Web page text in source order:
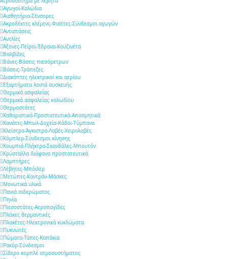
Αγωγοί-Καλώδια
Αισθητήρια-Σένσορες
Ακροδέκτες κλέμενς-Φισέτες-Σύνδεσμοι αγωγών
Αντιστάσεις
Αντλίες
Άξονες-Πείροι-Έδρανα-Κουζινέτα
Βαλβίδες
Βάνες-Βάσεις πιεσόμετρων
Βάσεις-Τράπεζες
Διακόπτες ηλεκτρικοί και αερίου
Εξαρτήματα λοιπά συσκευής
Θερμικά ασφαλείας
Θερμικά ασφαλείας καλωδίου
Θερμοστάτες
Καθαριστικά-Προστατευτικά-Αποσμητικά
Κανάτες-Μπωλ-Δοχεία-Κάδοι-Τύμπανα
Κλείστρα-Άγκιστρα-Λαβές-Χειρολαβές
Κόμπλερ-Σύνδεσμοι κίνησης
Κουμπιά-Πλήκτρα-Σκανδάλες-Μπουτόν
Κρύσταλλα διάφανα προστατευτικά
Λαμπτήρες
Λέβητες-Μπόιλερ
Μετώπες-Καντράν-Μάσκες
Μονωτικά υλικά
Πανιά σιδερώματος
Πηνία
Πιεσοστάτες-Αεροπαγίδες
Πλάκες θερμαντικές
Πλακέτες-Ηλεκτρονικά κυκλώματα
Πυκνωτές
Πώματα-Τάπες-Καπάκια
Ρακόρ-Σύνδεσμοι
Σίδερο κομπλέ ατμοσυστήματος